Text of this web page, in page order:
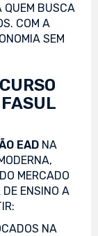
QUEM BUSCA
COM A
SEM
EAD NA
MERCADO
ENSINO A
NA